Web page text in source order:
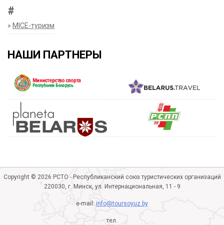
#
» MICE-туризм
НАШИ ПАРТНЕРЫ
Copyright © 2026 РСТО - Республиканский союз туристических организаций
220030, г. Минск, ул. Интернациональная, 11 - 9
e-mail:info@toursoyuz.by
тел.